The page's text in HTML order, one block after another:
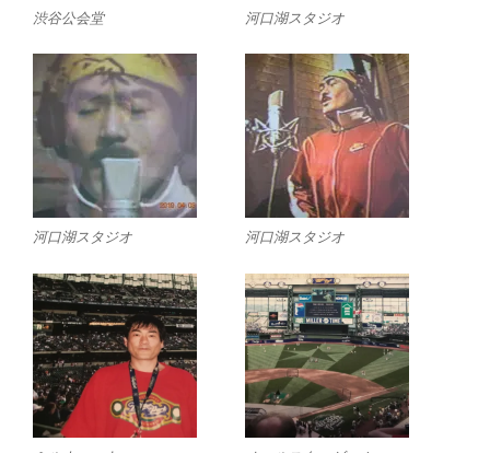
渋谷公会堂 河口湖スタジオ
河口湖スタジオ 河口湖スタジオ